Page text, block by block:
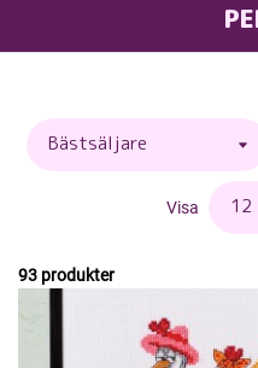
Visa
93 produkter